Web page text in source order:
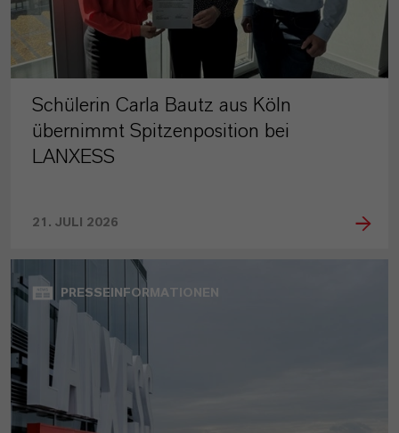
Schülerin Carla Bautz aus Köln
übernimmt Spitzenposition bei
LANXESS
21. JULI 2026
PRESSEINFORMATIONEN